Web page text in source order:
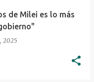
de Milei es lo más
2025